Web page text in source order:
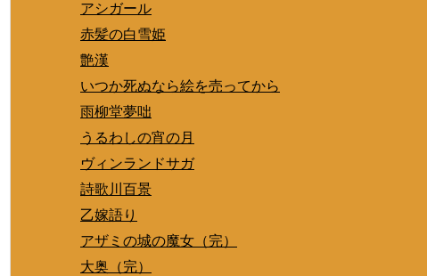
アシガール
赤髪の白雪姫
艶漢
いつか死ぬなら絵を売ってから
雨柳堂夢咄
うるわしの宵の月
ヴィンランドサガ
詩歌川百景
乙嫁語り
アザミの城の魔女（完）
大奥（完）